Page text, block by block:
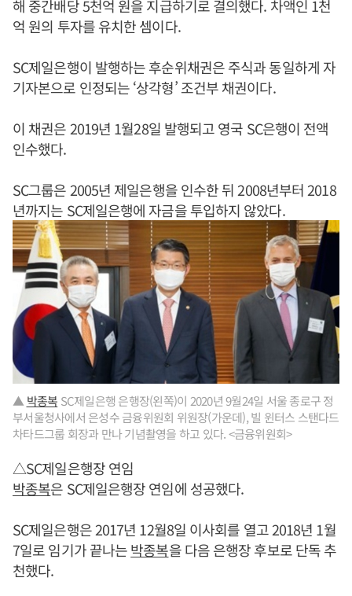
해 중간배당 5천억 원을 지급하기로 결의했다. 차액인 1천
억 원의 투자를 유치한 셈이다.
SC제일은행이 발행하는 후순위채권은 주식과 동일하게 자
기자본으로 인정되는 ‘상각형’ 조건부 채권이다.
이 채권은 2019년 1월28일 발행되고 영국 SC은행이 전액
인수했다.
SC그룹은 2005년 제일은행을 인수한 뒤 2008년부터 2018
년까지는 SC제일은행에 자금을 투입하지 않았다.
▲ 박종복 SC제일은행 은행장(왼쪽)이 2020년 9월24일 서울 종로구 정
부서울청사에서 은성수 금융위원회 위원장(가운데), 빌 윈터스 스탠다드
차타드그룹 회장과 만나 기념촬영을 하고 있다. <금융위원회>
△SC제일은행장 연임
박종복은 SC제일은행장 연임에 성공했다.
SC제일은행은 2017년 12월8일 이사회를 열고 2018년 1월
7일로 임기가 끝나는박종복을 다음 은행장 후보로 단독 추
천했다.